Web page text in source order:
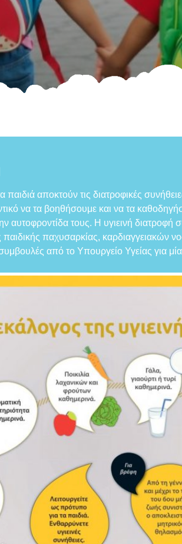
παιδιά αποκτούν τις διατροφικές
να τα βοηθήσουμε και να τα
αυτοφροντίδα τους. Η υγιεινή
παχυσαρκίας, καρδιαγγειακών
από το Υπουργείο Υγείας για